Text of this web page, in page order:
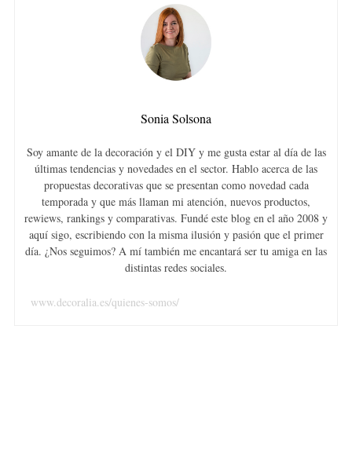
Sonia Solsona
Soy amante de la decoración y el DIY y me gusta estar al día de las
últimas tendencias y novedades en el sector. Hablo acerca de las
propuestas decorativas que se presentan como novedad cada
temporada y que más llaman mi atención, nuevos productos,
rewiews, rankings y comparativas. Fundé este blog en el año 2008 y
aquí sigo, escribiendo con la misma ilusión y pasión que el primer
día. ¿Nos seguimos? A mí también me encantará ser tu amiga en las
distintas redes sociales.
www.decoralia.es/quienes-somos/